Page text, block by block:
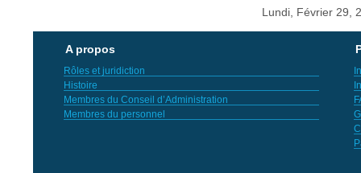
Lundi, Février 29,
A propos
Rôles et juridiction
Histoire
Membres du Conseil d’Administration
Membres du personnel